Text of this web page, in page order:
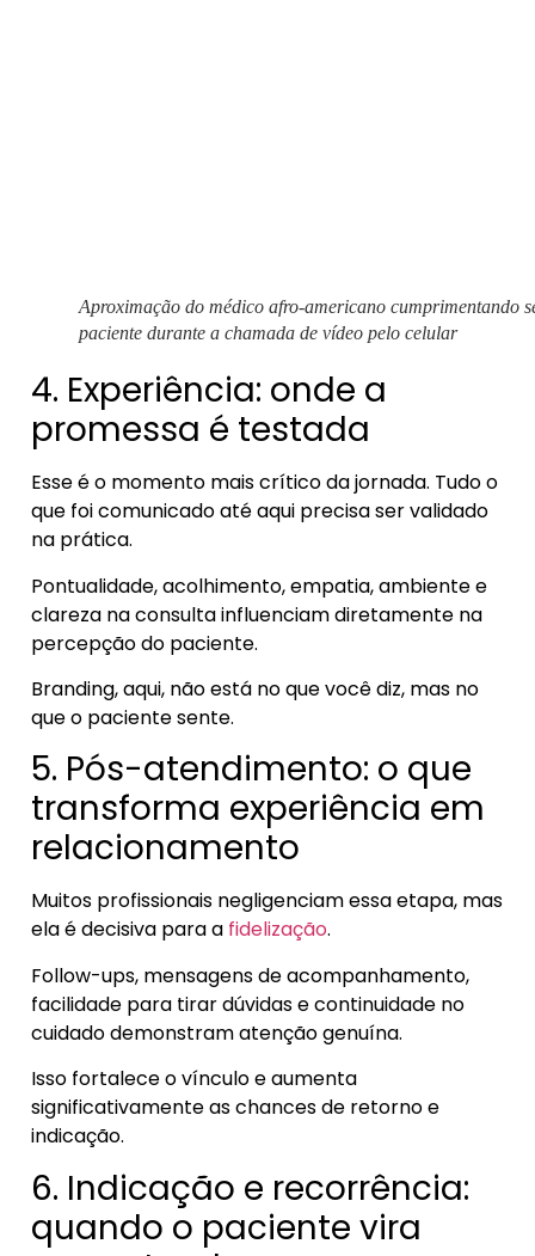
Aproximação do médico afro-americano cumprimentando
paciente durante a chamada de vídeo pelo celular
4. Experiência: onde a
promessa é testada
Esse é o momento mais crítico da jornada. Tudo o
que foi comunicado até aqui precisa ser validado
na prática.
Pontualidade, acolhimento, empatia, ambiente e
clareza na consulta influenciam diretamente na
percepção do paciente.
Branding, aqui, não está no que você diz, mas no
que o paciente sente.
5. Pós-atendimento: o que
transforma experiência em
relacionamento
Muitos profissionais negligenciam essa etapa, mas
ela é decisiva para a fidelização.
Follow-ups, mensagens de acompanhamento,
facilidade para tirar dúvidas e continuidade no
cuidado demonstram atenção genuína.
Isso fortalece o vínculo e aumenta
significativamente as chances de retorno e
indicação.
6. Indicação e recorrência:
quando o paciente vira